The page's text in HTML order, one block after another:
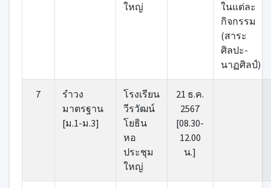
ใหญ่
ในแต่ละ
กิจกรรม
(สาระ
ศิลปะ-
นาฏศิลป์)
7
รําวง
มาตรฐาน
[ม.1-ม.3]
โรงเรียน
วีรวัฒน์
โยธิน
หอ
ประชุม
ใหญ่
21 ธ.ค.
2567
[08.30-
12.00
น.]